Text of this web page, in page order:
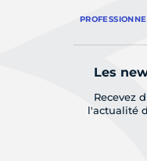
Les
Recevez
l'actualité